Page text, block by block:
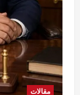
مقالات